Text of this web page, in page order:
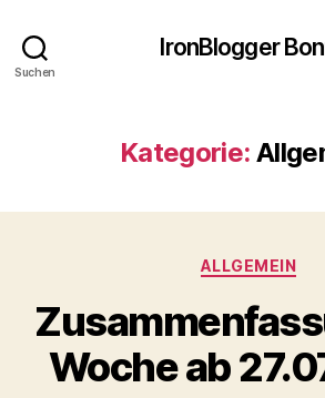
Suchen
IronBlogger
Kategorie:
ALLGEMEIN
Woche ab